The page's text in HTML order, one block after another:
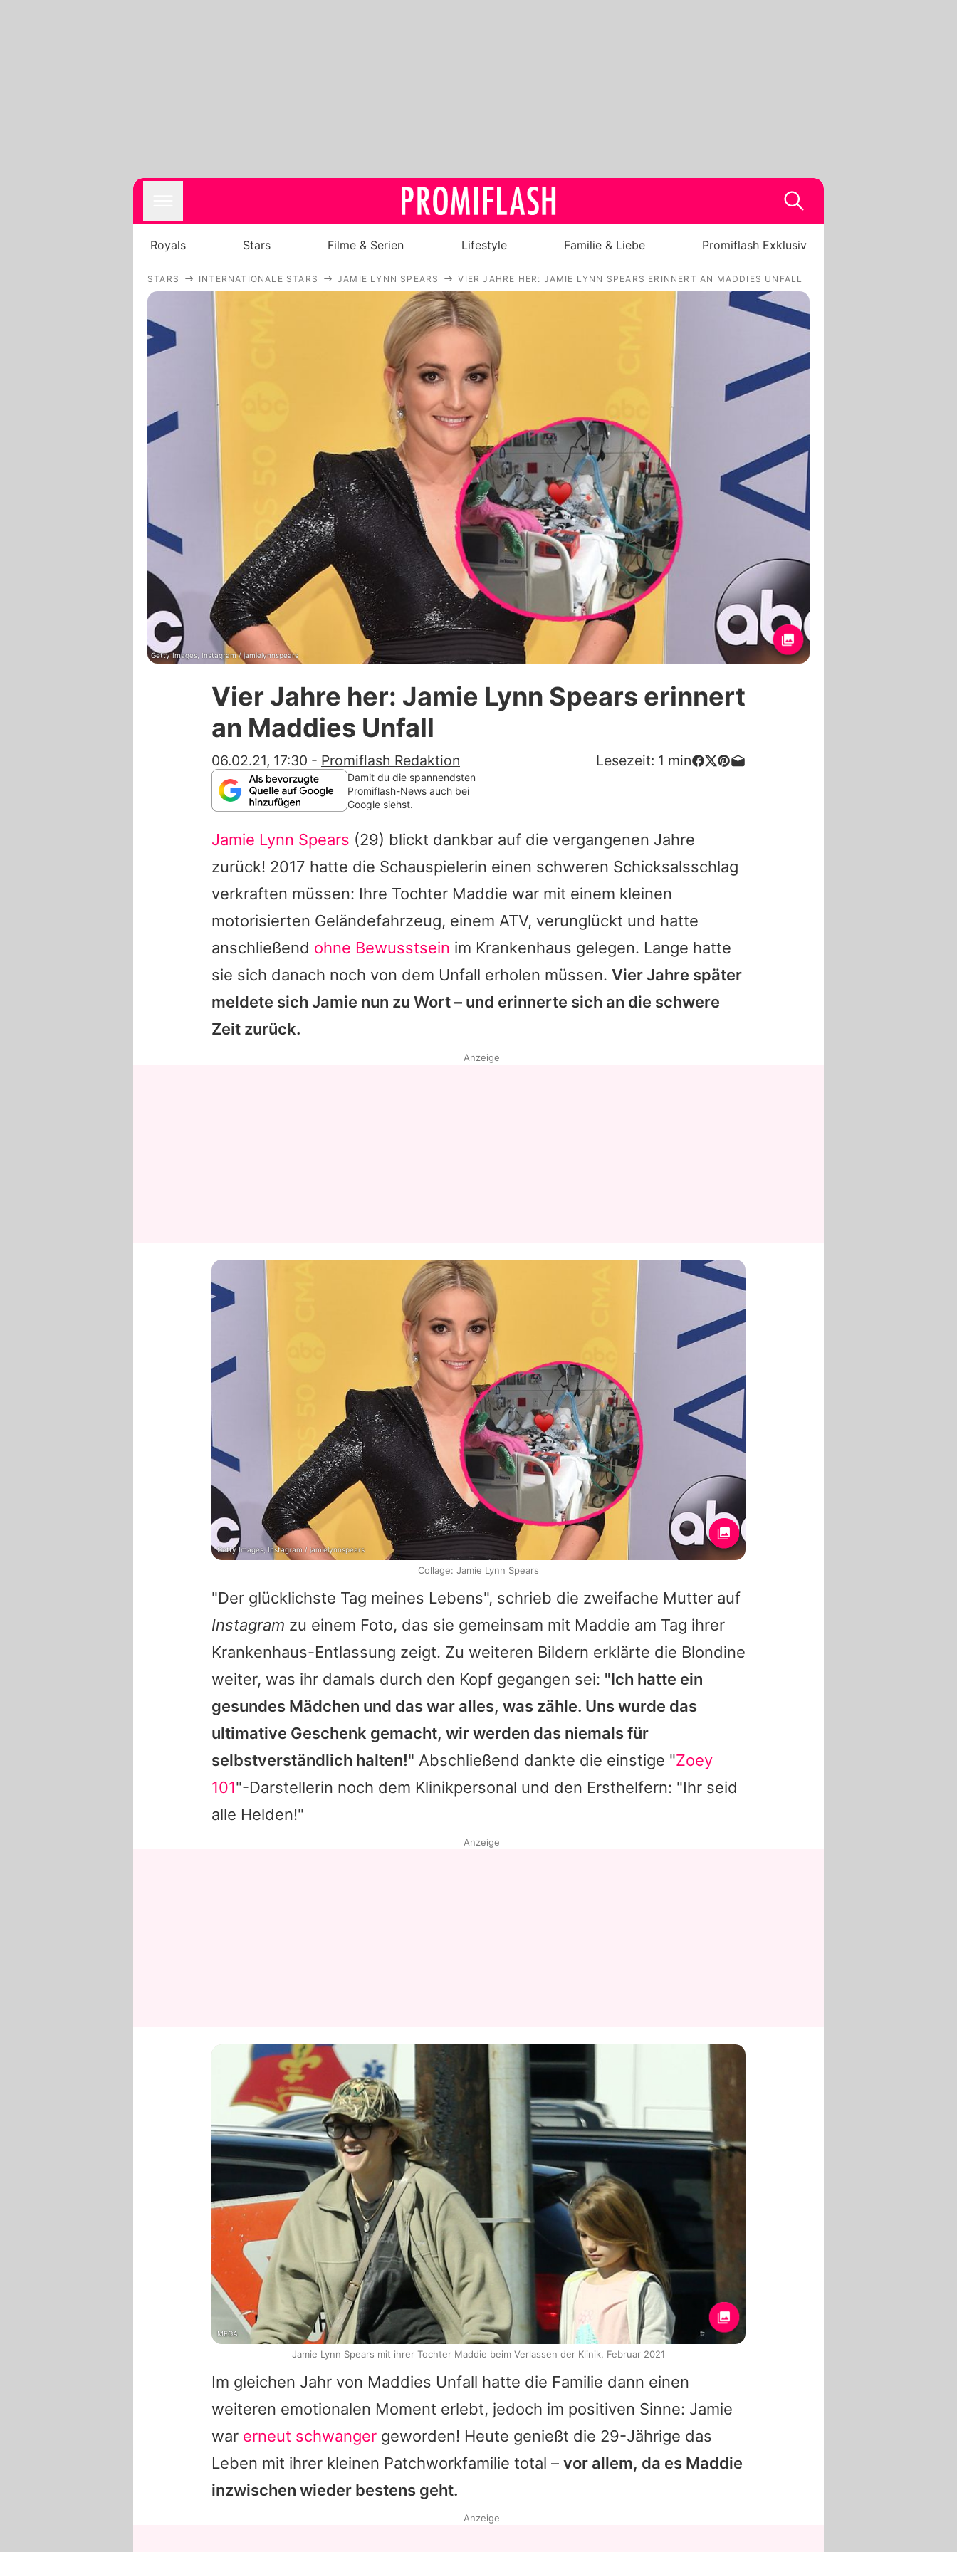
Royals
Stars
Filme & Serien
Lifestyle
Familie & Liebe
Promiflash Exklusiv
Alle Themen auf Promiflash
Jobs
App runterladen
Team
Redaktionelle Richtlinien
Impressum
Datenschutzerklärung
Nutzungsbedingungen
Royals Stars Filme & Serien Lifestyle Familie & Liebe Promiflash Exklusiv
STARS INTERNATIONALE STARS JAMIE LYNN SPEARS VIER JAHRE HER: JAMIE LYNN SPEARS ERINNERT AN MADDIES UNFALL
Getty Images, Instagram / jamielynnspears
Vier Jahre her: Jamie Lynn Spears erinnert
an Maddies Unfall
06.02.21, 17:30 - Promiflash Redaktion Lesezeit: 1 min
Damit du die spannendsten
Promiflash-News auch bei
Google siehst.
Jamie Lynn Spears (29) blickt dankbar auf die vergangenen Jahre
zurück! 2017 hatte die Schauspielerin einen schweren Schicksalsschlag
verkraften müssen: Ihre Tochter Maddie war mit einem kleinen
motorisierten Geländefahrzeug, einem ATV, verunglückt und hatte
anschließend ohne Bewusstsein im Krankenhaus gelegen. Lange hatte
sie sich danach noch von dem Unfall erholen müssen. Vier Jahre später
meldete sich Jamie nun zu Wort – und erinnerte sich an die schwere
Zeit zurück.
"Der glücklichste Tag meines Lebens", schrieb die zweifache Mutter auf
Instagram zu einem Foto, das sie gemeinsam mit Maddie am Tag ihrer
Krankenhaus-Entlassung zeigt. Zu weiteren Bildern erklärte die Blondine
weiter, was ihr damals durch den Kopf gegangen sei: "Ich hatte ein
gesundes Mädchen und das war alles, was zähle. Uns wurde das
ultimative Geschenk gemacht, wir werden das niemals für
selbstverständlich halten!" Abschließend dankte die einstige "Zoey
101"-Darstellerin noch dem Klinikpersonal und den Ersthelfern: "Ihr seid
alle Helden!"
Im gleichen Jahr von Maddies Unfall hatte die Familie dann einen
weiteren emotionalen Moment erlebt, jedoch im positiven Sinne: Jamie
war erneut schwanger geworden! Heute genießt die 29-Jährige das
Leben mit ihrer kleinen Patchworkfamilie total – vor allem, da es Maddie
inzwischen wieder bestens geht.
Anzeige
Getty Images, Instagram / jamielynnspears
Collage: Jamie Lynn Spears
Anzeige
MEGA
Jamie Lynn Spears mit ihrer Tochter Maddie beim Verlassen der Klinik, Februar 2021
Anzeige